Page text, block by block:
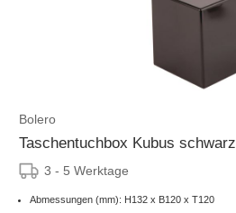
Bolero
Taschentuchbox Kubus schwarz
3 - 5 Werktage
Abmessungen (mm): H132 x B120 x T120